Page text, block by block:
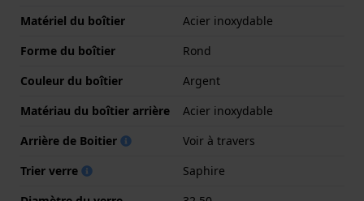
Matériel du boîtier
Acier inoxydable
Forme du boîtier
Rond
Couleur du boîtier
Argent
Matériau du boîtier arrière
Acier inoxydable
Arrière de Boitier
Voir à travers
Trier verre
Saphire